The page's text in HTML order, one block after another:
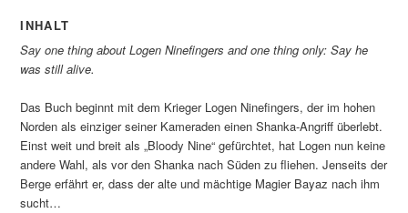
INHALT
Say one thing about Logen Ninefingers and one thing only: Say he
was still alive.
Das Buch beginnt mit dem Krieger Logen Ninefingers, der im hohen
Norden als einziger seiner Kameraden einen Shanka-Angriff überlebt.
Einst weit und breit als „Bloody Nine“ gefürchtet, hat Logen nun keine
andere Wahl, als vor den Shanka nach Süden zu fliehen. Jenseits der
Berge erfährt er, dass der alte und mächtige Magier Bayaz nach ihm
sucht…